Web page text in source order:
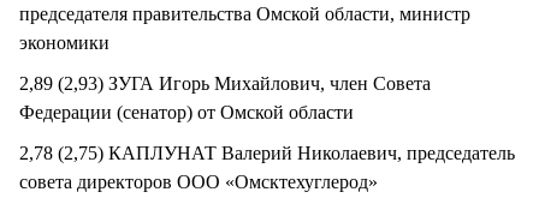
председателя правительства Омской области, министр
экономики
2,89 (2,93) ЗУГА Игорь Михайлович, член Совета
Федерации (сенатор) от Омской области
2,78 (2,75) КАПЛУНАТ Валерий Николаевич, председатель
совета директоров ООО «Омсктехуглерод»